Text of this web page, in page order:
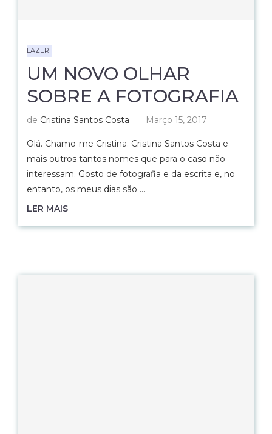
LAZER
UM NOVO OLHAR
SOBRE A FOTOGRAFIA
de Cristina Santos Costa Março 15, 2017
Olá. Chamo-me Cristina. Cristina Santos Costa e
mais outros tantos nomes que para o caso não
interessam. Gosto de fotografia e da escrita e, no
entanto, os meus dias são …
LER MAIS